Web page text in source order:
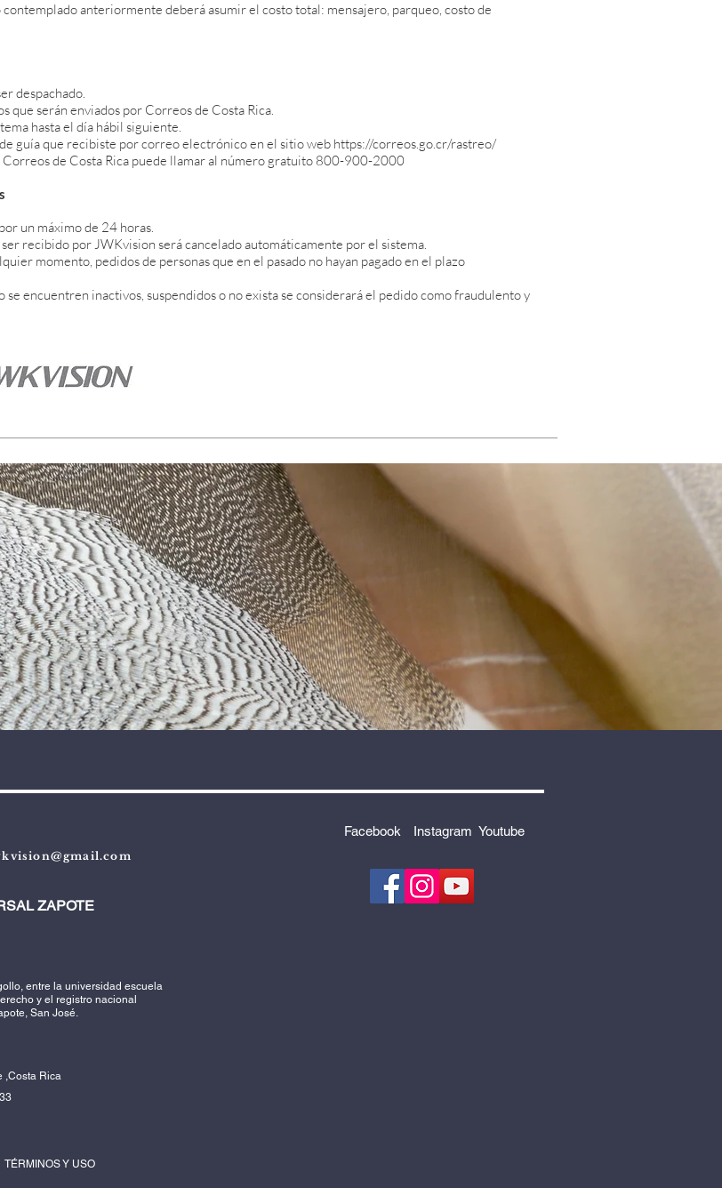
anteriormente deberá asumir el costo total: mensajero, parqueo, costo de
despachado.
que serán enviados por Correos de Costa Rica.
hasta el día hábil siguiente.
guía que recibiste por correo electrónico en el sitio web https://correos.go.cr/rastreo/
de Costa Rica puede llamar al número gratuito 800-900-2000
un máximo de 24 horas.
recibido por JWKvision será cancelado automáticamente por el sistema.
momento, pedidos de personas que en el pasado no hayan pagado en el plazo
encuentren inactivos, suspendidos o no exista se considerará el pedido como fraudulento y
ZAPOTE
entre la universidad escuela
y el registro nacional
San José.
,Costa Rica
TÉRMINOS Y USO
Facebook Instagram Youtube